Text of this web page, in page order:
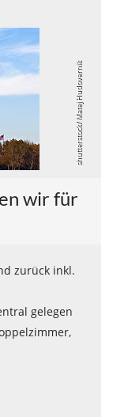
shutterstock/ Matej Hudovernik
wir für
zurück inkl.
gelegen